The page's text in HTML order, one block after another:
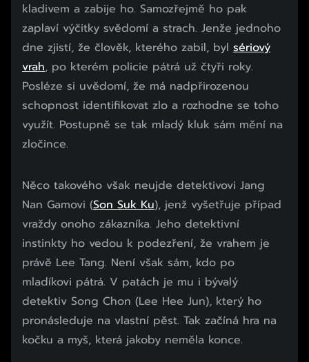
kladivem a zabije ho. Samozřejmě ho pak
zaplaví výčitky svědomí a strach. Jenže jednoho
dne zjistí, že člověk, kterého zabil, byl sériový
vrah, po kterém policie pátrá už čtyři roky.
Posléze si uvědomí, že má nadpřirozenou
schopnost identifikovat zlo a rozhodne se toho
využít. Postupně se tak mladý kluk sám mění na
zločince.
Něco takového však neujde detektivovi Jang
Nan Gamovi (Son Suk Ku), jenž vyšetřuje případ
vraždy onoho zákazníka. Jeho detektivní
instinkty ho vedou k podezření, že vrahem je
právě Lee Tang. Není však sám, kdo po
mladíkovi pátrá. V patách je mu i bývalý
detektiv Song Chon (Lee Hee Jun), který ho
pronásleduje na vlastní pěst. Tak začíná hra na
kočku a myš, která jakoby neměla konce.